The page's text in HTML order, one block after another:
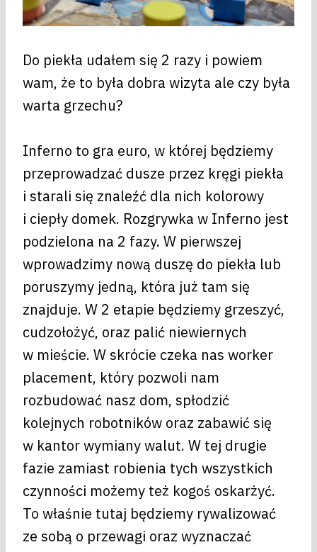
Do piekła udałem się 2 razy i powiem
wam, że to była dobra wizyta ale czy była
warta grzechu?
Inferno to gra euro, w której będziemy
przeprowadzać dusze przez kręgi piekła
i starali się znaleźć dla nich kolorowy
i ciepły domek. Rozgrywka w Inferno jest
podzielona na 2 fazy. W pierwszej
wprowadzimy nową duszę do piekła lub
poruszymy jedną, która już tam się
znajduje. W 2 etapie będziemy grzeszyć,
cudzołożyć, oraz palić niewiernych
w mieście. W skrócie czeka nas worker
placement, który pozwoli nam
rozbudować nasz dom, spłodzić
kolejnych robotników oraz zabawić się
w kantor wymiany walut. W tej drugie
fazie zamiast robienia tych wszystkich
czynności możemy też kogoś oskarżyć.
To właśnie tutaj będziemy rywalizować
ze sobą o przewagi oraz wyznaczać